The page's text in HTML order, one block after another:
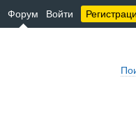
Форум Войти